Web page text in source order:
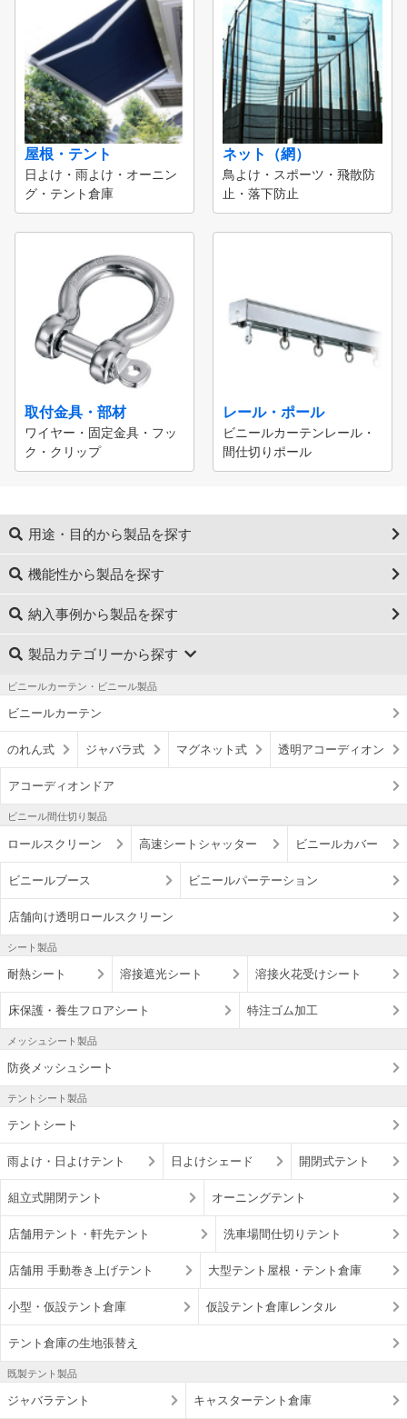
屋根・テント
日よけ・雨よけ・オーニン
グ・テント倉庫
ネット（網）
鳥よけ・スポーツ・飛散防
止・落下防止
取付金具・部材
ワイヤー・固定金具・フッ
ク・クリップ
レール・ポール
ビニールカーテンレール・
間仕切りポール
用途・目的から製品を探す
機能性から製品を探す
納入事例から製品を探す
製品カテゴリーから探す
ビニールカーテン・ビニール製品
ビニールカーテン
のれん式 ジャバラ式 マグネット式 透明アコーディオン
アコーディオンドア
ビニール間仕切り製品
ロールスクリーン 高速シートシャッター ビニールカバー
ビニールブース ビニールパーテーション
店舗向け透明ロールスクリーン
シート製品
耐熱シート 溶接遮光シート 溶接火花受けシート
床保護・養生フロアシート 特注ゴム加工
メッシュシート製品
防炎メッシュシート
テントシート製品
テントシート
雨よけ・日よけテント 日よけシェード 開閉式テント
組立式開閉テント オーニングテント
店舗用テント・軒先テント 洗車場間仕切りテント
店舗用 手動巻き上げテント 大型テント屋根・テント倉庫
小型・仮設テント倉庫 仮設テント倉庫レンタル
テント倉庫の生地張替え
既製テント製品
ジャバラテント キャスターテント倉庫